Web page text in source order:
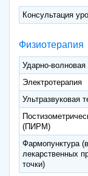
Консультация
Физиотерапия
Ударно-волновая
Электротерапия
Ультразвуковая
(ПИРМ)
Фармопунктура
лекарственных
точки)